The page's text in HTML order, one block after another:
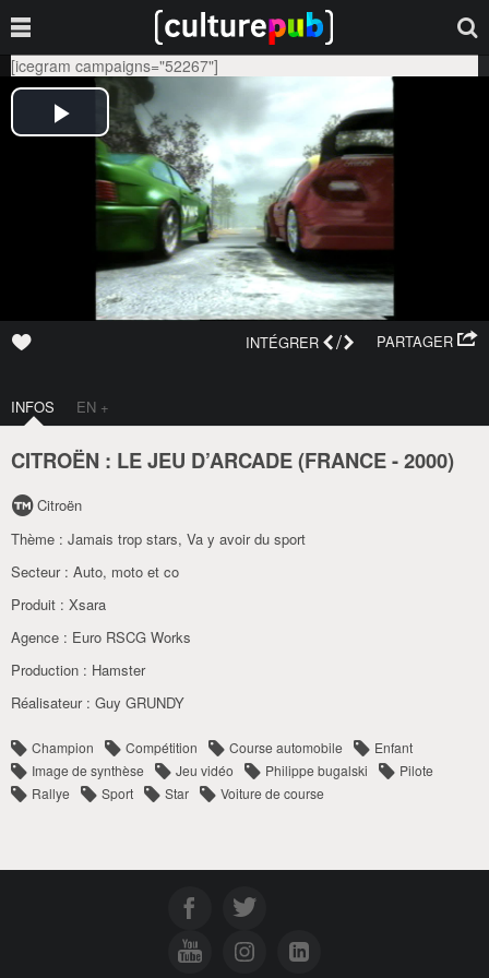
[icegram campaigns="52267"]
PARTAGER
INTÉGRER /
INFOS EN +
CITROËN : LE JEU D’ARCADE (FRANCE-2000)
Citroën
Thème : Jamais trop stars, Va y avoir du sport
Secteur : Auto, moto et co
Produit : Xsara
Agence : Euro RSCG Works
Production : Hamster
Réalisateur : Guy GRUNDY
Champion Compétition Course automobile
Enfant
Image de synthèse
Jeu vidéo Philippe bugalski
Pilote
Rallye
Sport Star Voiture de course